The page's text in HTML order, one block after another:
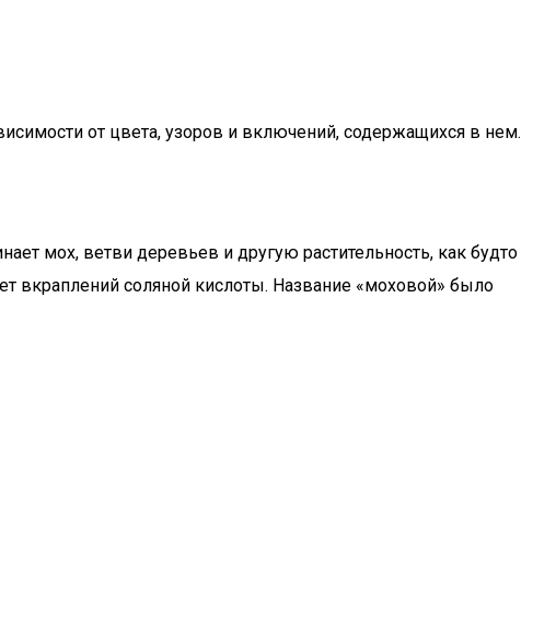
от цвета, узоров и включений, содержащихся в нем.
мох, ветви деревьев и другую растительность, как будто
вкраплений соляной кислоты. Название «моховой» было